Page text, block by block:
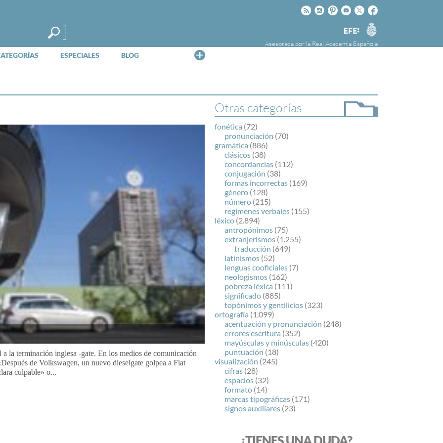
Facebook
Twitter
Youtube
Pinteres
Instagram
Rss
Agencia
EFE
Asesorada por la Real Academia Española
ESPECIALES BLOG
la Agencia Efe y la Real Academia Española,
cuyo objetivo es colaborar con el buen uso del
español en los medios de comunicación y en
Internet.
Otras categorías
fonética (72)
pronunciación (70)
gramática (886)
clásicos (38)
concordancias (112)
conjugación (38)
formas incorrectas (169)
género (128)
número (215)
regímenes verbales (155)
léxico (2.894)
antropónimos (75)
extranjerismos (1.255)
traducción (649)
latinismos (52)
lenguas cooficiales (7)
neologismos (162)
pobreza léxica (111)
significado (885)
topónimos y gentilicios (323)
ortografía (1.099)
acentuación y pronunciación (248)
errores escritura (352)
mayúsculas y minúsculas (420)
puntuación (18)
visualización (245)
cifras (28)
espacios (32)
formato (14)
marcas tipográficas (171)
signos auxiliares (23)
a la terminación inglesa -⁠gate. En los medios de comunicación
de Volkswagen, un nuevo dieselgate golpea a Fiat
culpable» o...
¿TIENES UNA DUDA?